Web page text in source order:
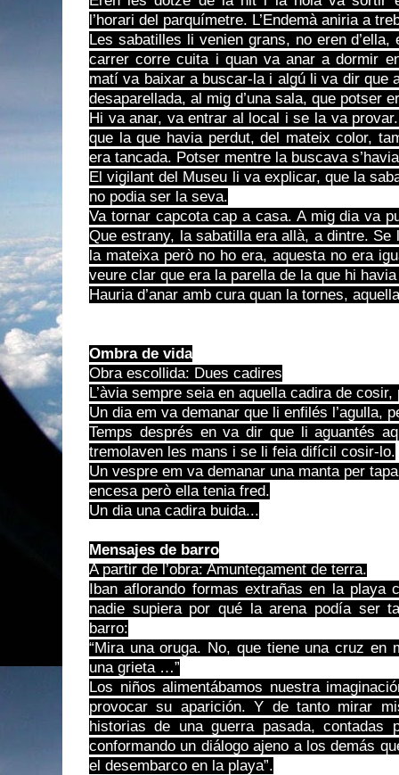
l’horari del parquímetre. L’Endemà aniria a
Les sabatilles li venien grans, no eren
carrer corre cuita i quan va anar a dormir
matí va baixar a buscar-la i algú li va dir que
desaparellada, al mig d’una sala, que potser
Hi va anar, va entrar al local i se la va
que la que havia perdut, del mateix color,
era tancada. Potser mentre la buscava
El vigilant del Museu li va explicar, que la
no podia ser la seva.
Va tornar capcota cap a casa. A mig dia va
Que estrany, la sabatilla era allà, a dintre.
la mateixa però no ho era, aquesta no era
veure clar que era la parella de la que hi
Hauria d’anar amb cura quan la tornes,
Ombra de vida
Obra escollida: Dues cadires
L’àvia sempre seia en aquella cadira de
Un dia em va demanar que li enfilés l’agulla,
Temps després en va dir que li aguantés
tremolaven les mans i se li feia difícil cosir-lo.
Un vespre em va demanar una manta per
encesa però ella tenia fred.
Un dia una cadira buida...
Mensajes de barro
A partir de l’obra: Amuntegament de terra.
Iban aflorando formas extrañas en la playa
nadie supiera por qué la arena podía ser
barro:
“Mira una oruga. No, que tiene una cruz en
una grieta …”
Los niños alimentábamos nuestra
provocar su aparición. Y de tanto mirar
historias de una guerra pasada, contadas
conformando un diálogo ajeno a los demás
el desembarco en la playa”.